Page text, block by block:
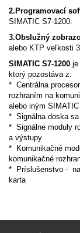
2.Programovací
SIMATIC S7-1200.
3.Obslužný
alebo KTP veľkosti
SIMATIC S7-1200 je
ktorý pozostáva z:
* Centrálna
rozhraním na
alebo iným
* Signálna doska sa
* Signálne moduly
a výstupy
* Komunikačné
komunikačné
* Príslušenstvo -
karta